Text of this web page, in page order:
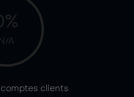
N/A
comptes clients